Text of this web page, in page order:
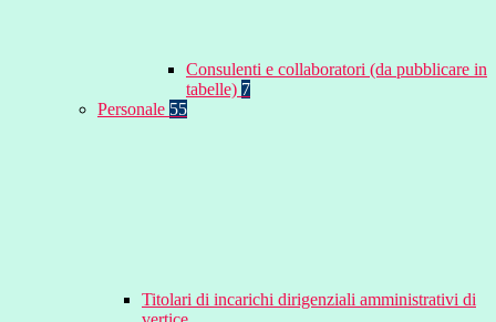
Consulenti e collaboratori (da pubblicare in
tabelle) 7
Personale 55
Titolari di incarichi dirigenziali amministrativi di